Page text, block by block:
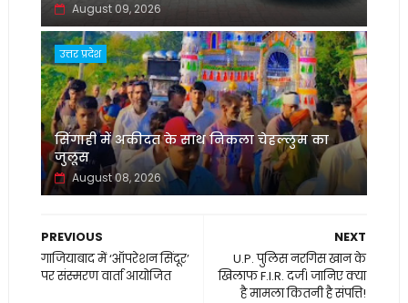
August 09, 2026
उत्तर प्रदेश
सिंगाही में अकीदत के साथ निकला चेहल्लुम का
जुलूस
August 08, 2026
NEXT
U.P. पुलिस नरगिस खान के
खिलाफ F.I.R. दर्ज। जानिए क्या
है मामला कितनी है संपत्ति!
PREVIOUS
गाजियाबाद में ‘ऑपरेशन सिंदूर’
पर संस्मरण वार्ता आयोजित